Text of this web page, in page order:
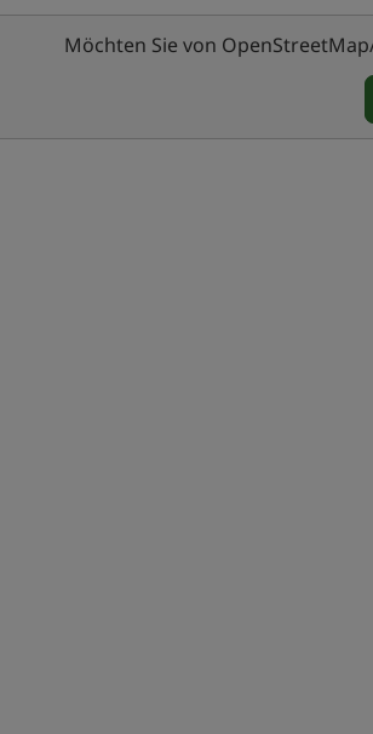
Möchten Sie von